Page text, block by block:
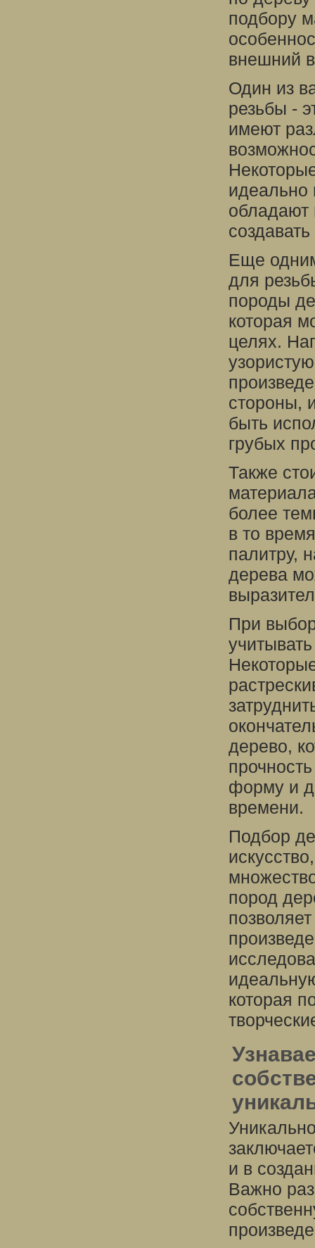
подбору
внешний
Один из
резьбы -
имеют
идеально
обладают
Еще
для
породы
которая
целях.
стороны,
быть
грубых
Также
более
в то
палитру,
дерева
При
дерево,
форму и
времени.
Подбор
пород
которая
и в
Важно